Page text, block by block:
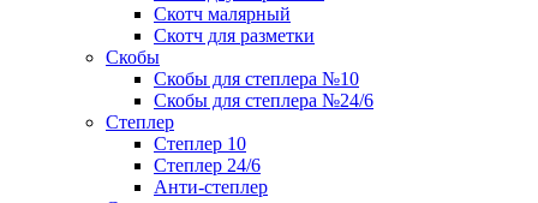
Скотч малярный
Скотч для разметки
Скобы
Скобы для степлера №10
Скобы для степлера №24/6
Степлер
Степлер 10
Степлер 24/6
Анти-степлер